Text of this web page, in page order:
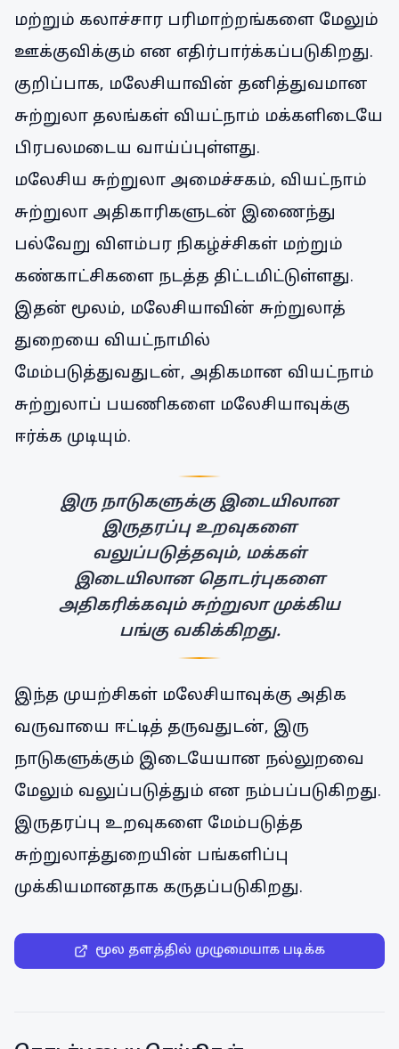
மற்றும் கலாச்சார பரிமாற்றங்களை மேலும்
ஊக்குவிக்கும் என எதிர்பார்க்கப்படுகிறது.
குறிப்பாக, மலேசியாவின் தனித்துவமான
சுற்றுலா தலங்கள் வியட்நாம் மக்களிடையே
பிரபலமடைய வாய்ப்புள்ளது.
மலேசிய சுற்றுலா அமைச்சகம், வியட்நாம்
சுற்றுலா அதிகாரிகளுடன் இணைந்து
பல்வேறு விளம்பர நிகழ்ச்சிகள் மற்றும்
கண்காட்சிகளை நடத்த திட்டமிட்டுள்ளது.
இதன் மூலம், மலேசியாவின் சுற்றுலாத்
துறையை வியட்நாமில்
மேம்படுத்துவதுடன், அதிகமான வியட்நாம்
சுற்றுலாப் பயணிகளை மலேசியாவுக்கு
ஈர்க்க முடியும்.
இரு நாடுகளுக்கு இடையிலான
இருதரப்பு உறவுகளை
வலுப்படுத்தவும், மக்கள்
இடையிலான தொடர்புகளை
அதிகரிக்கவும் சுற்றுலா முக்கிய
பங்கு வகிக்கிறது.
இந்த முயற்சிகள் மலேசியாவுக்கு அதிக
வருவாயை ஈட்டித் தருவதுடன், இரு
நாடுகளுக்கும் இடையேயான நல்லுறவை
மேலும் வலுப்படுத்தும் என நம்பப்படுகிறது.
இருதரப்பு உறவுகளை மேம்படுத்த
சுற்றுலாத்துறையின் பங்களிப்பு
முக்கியமானதாக கருதப்படுகிறது.
மூல தளத்தில் முழுமையாக படிக்க